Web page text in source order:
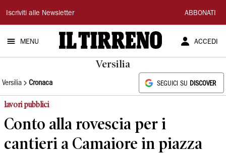
Il
Tirreno
Iscriviti alle Newsletter ABBONATI
MENU ACCEDI
Versilia
Versilia Cronaca SEGUICI SU DISCOVER
lavori pubblici
Conto alla rovescia per i
cantieri a Camaiore in piazza